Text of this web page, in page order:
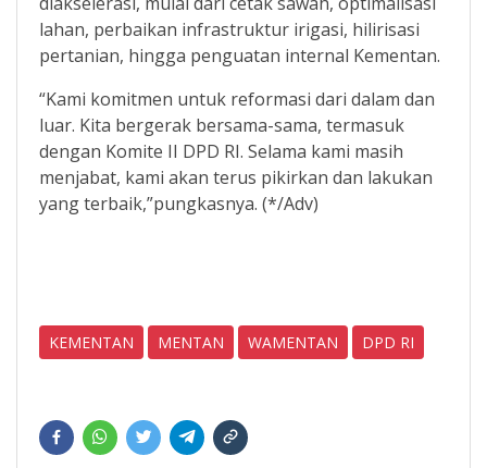
lahan, perbaikan infrastruktur irigasi, hilirisasi
pertanian, hingga penguatan internal Kementan.
“Kami komitmen untuk reformasi dari dalam dan
luar. Kita bergerak bersama-sama, termasuk
dengan Komite II DPD RI. Selama kami masih
menjabat, kami akan terus pikirkan dan lakukan
yang terbaik,”pungkasnya. (*/Adv)
KEMENTAN MENTAN WAMENTAN DPD RI